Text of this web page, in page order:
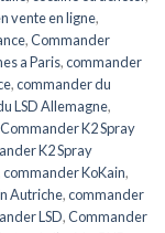
vente en ligne,
,Commander
a Paris,commander
,commander du
LSD Allemagne,
Commander K2 Spray
K2 Spray
commander KoKain,
Autriche,commander
LSD,Commander